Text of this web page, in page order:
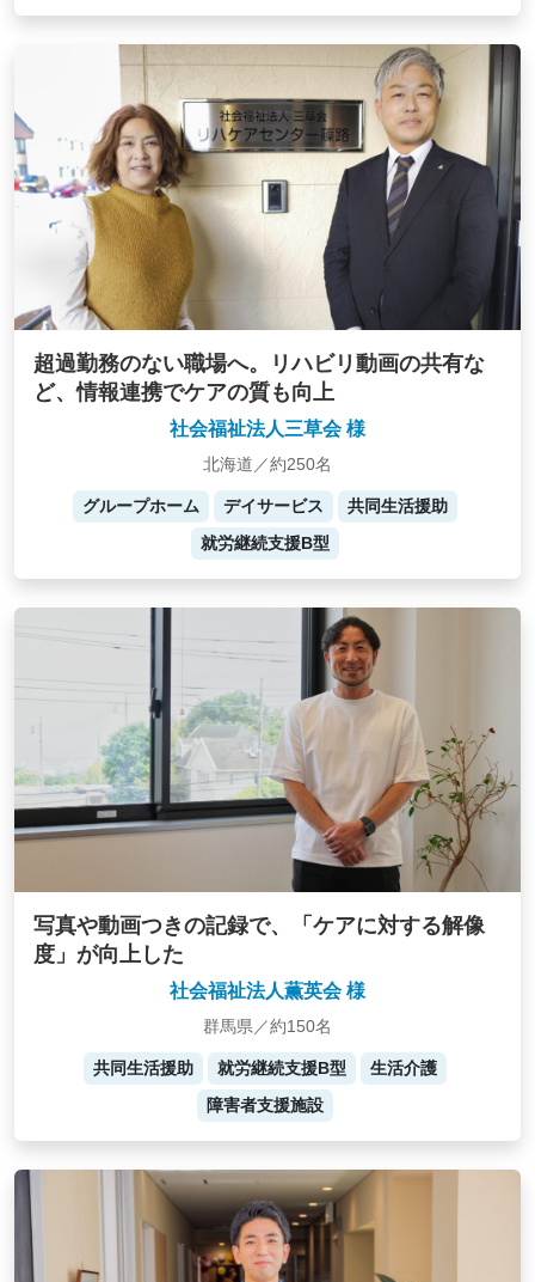
超過勤務のない職場へ。リハビリ動画の共有な
ど、情報連携でケアの質も向上
社会福祉法人三草会 様
北海道／約250名
グループホーム デイサービス
共同生活援助
就労継続支援B型
写真や動画つきの記録で、「ケアに対する解像
度」が向上した
社会福祉法人薫英会 様
群馬県／約150名
共同生活援助 就労継続支援B型
生活介護
障害者支援施設